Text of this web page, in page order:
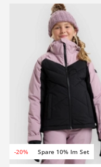
-20% Spare 10% Im Set